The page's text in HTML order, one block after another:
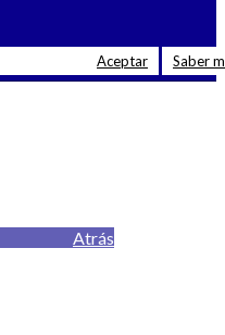
Aceptar Saber
Atrás